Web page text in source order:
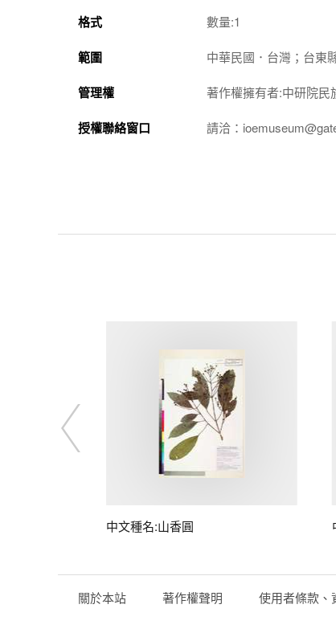
格式 數量:1
範圍 中華民國．台灣；台東
管理權 著作權擁有者:中研院
授權聯絡窗口 請洽：
中文種名:山香圓
關於本站 著作權聲明 使用者條款、